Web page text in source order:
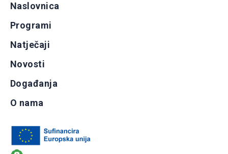
Naslovnica
Programi
Natječaji
Novosti
Događanja
O nama